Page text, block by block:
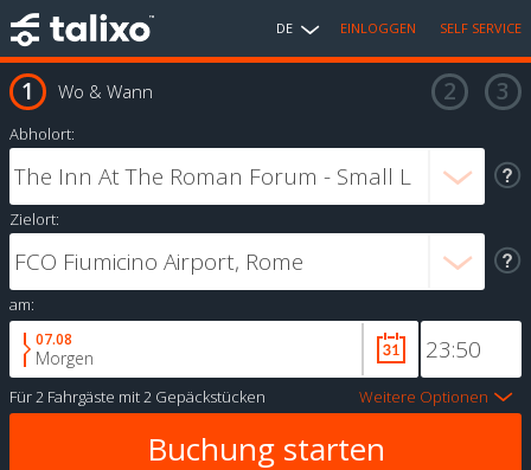
DE EINLOGGEN SELF SERVICE
Wo & Wann
Abholort:
Zielort:
am:
07.08
Morgen
Für2 Fahrgäste mit2 Gepäckstücken Weitere Optionen